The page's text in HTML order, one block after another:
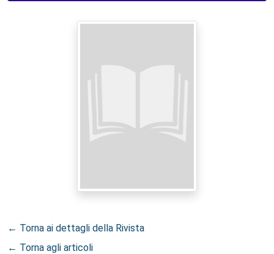
← Torna ai dettagli della Rivista
← Torna agli articoli